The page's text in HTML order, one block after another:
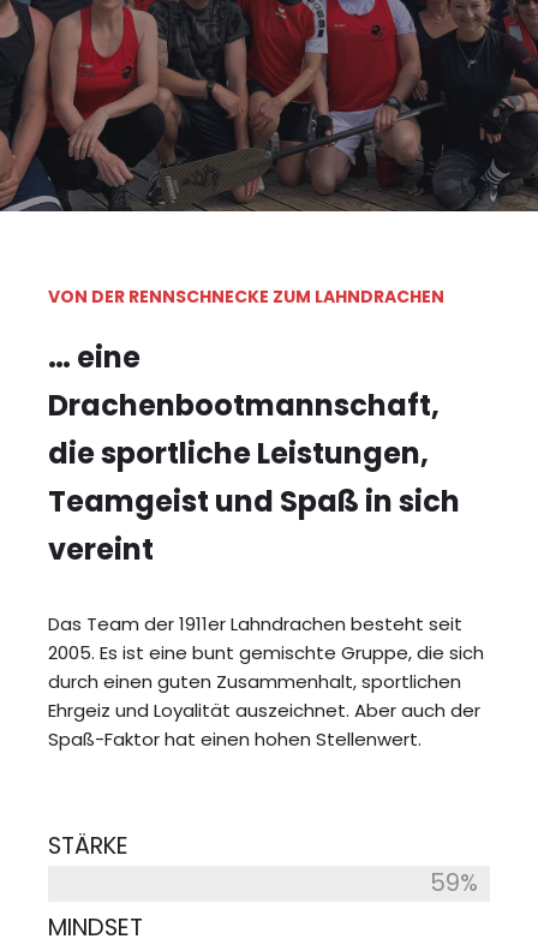
VON DER RENNSCHNECKE ZUM LAHNDRACHEN
… eine
Drachenbootmannschaft,
die sportliche Leistungen,
Teamgeist und Spaß in sich
vereint
Das Team der 1911er Lahndrachen besteht seit
2005. Es ist eine bunt gemischte Gruppe, die sich
durch einen guten Zusammenhalt, sportlichen
Ehrgeiz und Loyalität auszeichnet. Aber auch der
Spaß-Faktor hat einen hohen Stellenwert.
STÄRKE
59%
MINDSET